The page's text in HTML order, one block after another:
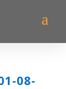
08-